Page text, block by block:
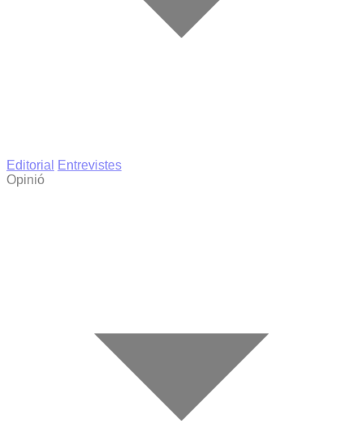
Editorial
Entrevistes
Opinió